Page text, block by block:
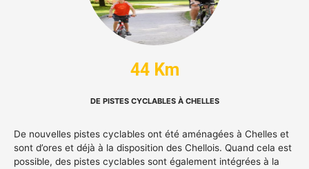
44 Km
DE PISTES CYCLABLES À CHELLES
De nouvelles pistes cyclables ont été aménagées à Chelles et
sont d’ores et déjà à la disposition des Chellois. Quand cela est
possible, des pistes cyclables sont également intégrées à la